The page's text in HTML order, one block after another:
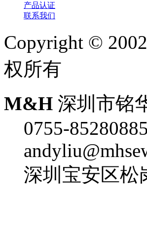
产品认证
联系我们
Copyright ©
权所有
M&H 深圳市铭
0755-85280885
深圳宝安区松